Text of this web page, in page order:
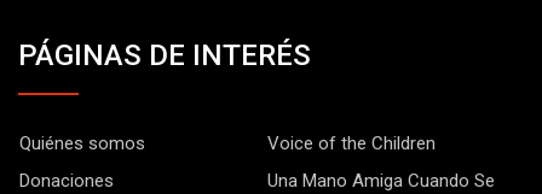
PÁGINAS DE INTERÉS
Quiénes somos
Voice of the Children
Donaciones
Una Mano Amiga Cuando Se